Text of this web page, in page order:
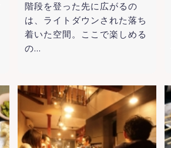
階段を登った先に広がるの
は、ライトダウンされた落ち
着いた空間。ここで楽しめる
の…